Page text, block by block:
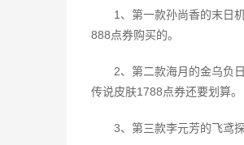
1、第一款孙尚香的末日
888点券购买的。
2、第二款海月的金乌负
传说皮肤1788点券还要划算。
3、第三款李元芳的飞鸢